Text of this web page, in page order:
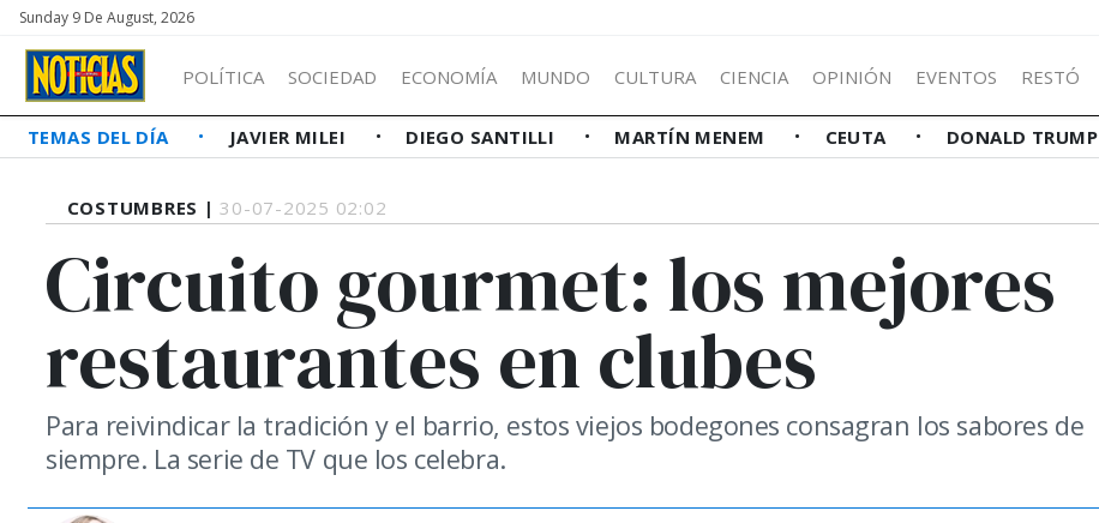
Sunday 9 De August, 2026
POLÍTICA SOCIEDAD ECONOMÍA MUNDO CULTURA CIENCIA OPINIÓN EVENTOS RESTÓ
TEMAS DEL DÍA JAVIER MILEI DIEGO SANTILLI MARTÍN MENEM CEUTA DONALD TRUMP
COSTUMBRES |30-07-2025 02:02
Circuito gourmet: los mejores
restaurantes en clubes
Para reivindicar la tradición y el barrio, estos viejos bodegones consagran los sabores de
siempre. La serie de TV que los celebra.